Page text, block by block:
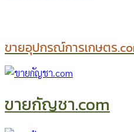
ขายอุปกรณ์การเกษตร
ขายกัญชา.com